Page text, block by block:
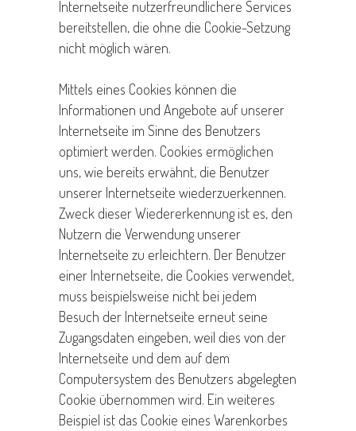
Internetseite nutzerfreundlichere Services
bereitstellen, die ohne die Cookie-Setzung
nicht möglich wären.
Mittels eines Cookies können die
Informationen und Angebote auf unserer
Internetseite im Sinne des Benutzers
optimiert werden. Cookies ermöglichen
uns, wie bereits erwähnt, die Benutzer
unserer Internetseite wiederzuerkennen.
Zweck dieser Wiedererkennung ist es, den
Nutzern die Verwendung unserer
Internetseite zu erleichtern. Der Benutzer
einer Internetseite, die Cookies verwendet,
muss beispielsweise nicht bei jedem
Besuch der Internetseite erneut seine
Zugangsdaten eingeben, weil dies von der
Internetseite und dem auf dem
Computersystem des Benutzers abgelegten
Cookie übernommen wird. Ein weiteres
Beispiel ist das Cookie eines Warenkorbes